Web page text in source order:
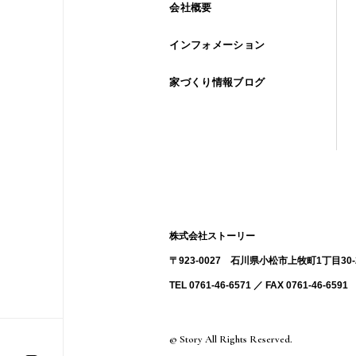
会社概要
インフォメーション
家づくり情報ブログ
株式会社ストーリー
〒923-0027 ⽯川県⼩松市上牧町1丁目
TEL 0761-46-6571 ／ FAX 0761-46-6591
© Story All Rights Reserved.